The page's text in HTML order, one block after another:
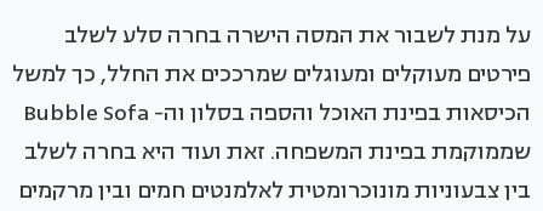
על מנת לשבור את המסה הישרה בחרה סלע לשלב
פירטים מעוקלים ומעוגלים שמרככים את החלל, כך למשל
הכיסאות בפינת האוכל והספה בסלון וה- Bubble Sofa
שממוקמת בפינת המשפחה. זאת ועוד היא בחרה לשלב
בין צבעוניות מונוכרומטית לאלמנטים חמים ובין מרקמים